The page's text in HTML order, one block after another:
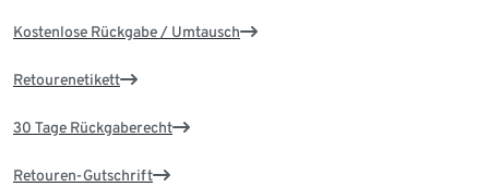
Kostenlose Rückgabe / Umtausch
Retourenetikett
30 Tage Rückgaberecht
Retouren-Gutschrift